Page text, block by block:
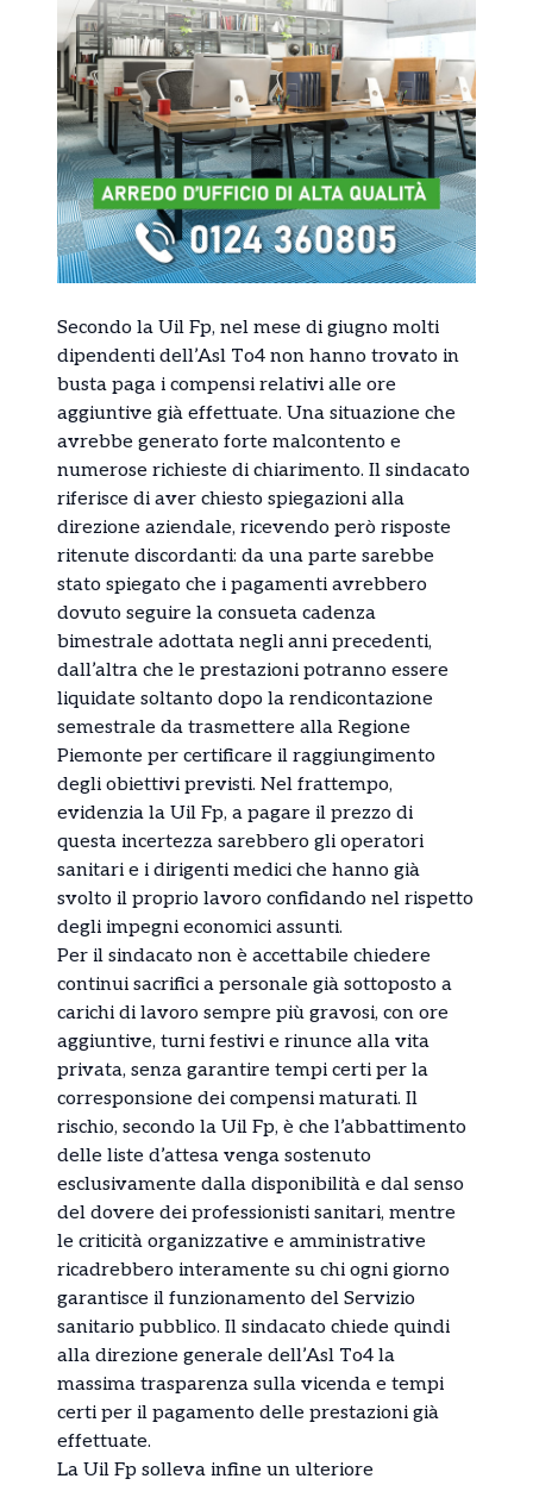
Secondo la Uil Fp, nel mese di giugno molti
dipendenti dell’Asl To4 non hanno trovato in
busta paga i compensi relativi alle ore
aggiuntive già effettuate. Una situazione che
avrebbe generato forte malcontento e
numerose richieste di chiarimento. Il sindacato
riferisce di aver chiesto spiegazioni alla
direzione aziendale, ricevendo però risposte
ritenute discordanti: da una parte sarebbe
stato spiegato che i pagamenti avrebbero
dovuto seguire la consueta cadenza
bimestrale adottata negli anni precedenti,
dall’altra che le prestazioni potranno essere
liquidate soltanto dopo la rendicontazione
semestrale da trasmettere alla Regione
Piemonte per certificare il raggiungimento
degli obiettivi previsti. Nel frattempo,
evidenzia la Uil Fp, a pagare il prezzo di
questa incertezza sarebbero gli operatori
sanitari e i dirigenti medici che hanno già
svolto il proprio lavoro confidando nel rispetto
degli impegni economici assunti.
Per il sindacato non è accettabile chiedere
continui sacrifici a personale già sottoposto a
carichi di lavoro sempre più gravosi, con ore
aggiuntive, turni festivi e rinunce alla vita
privata, senza garantire tempi certi per la
corresponsione dei compensi maturati. Il
rischio, secondo la Uil Fp, è che l’abbattimento
delle liste d’attesa venga sostenuto
esclusivamente dalla disponibilità e dal senso
del dovere dei professionisti sanitari, mentre
le criticità organizzative e amministrative
ricadrebbero interamente su chi ogni giorno
garantisce il funzionamento del Servizio
sanitario pubblico. Il sindacato chiede quindi
alla direzione generale dell’Asl To4 la
massima trasparenza sulla vicenda e tempi
certi per il pagamento delle prestazioni già
effettuate.
La Uil Fp solleva infine un ulteriore